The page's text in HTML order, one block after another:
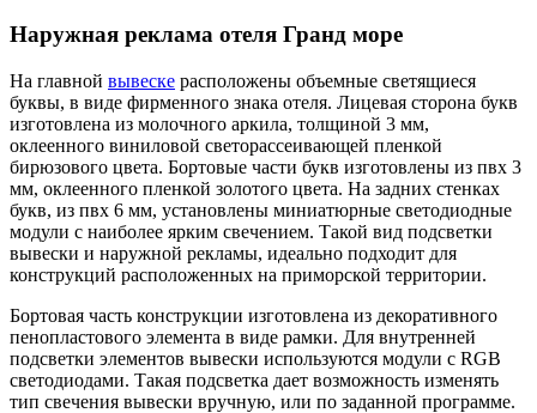
Наружная реклама отеля Гранд море
На главной вывеске расположены объемные светящиеся
буквы, в виде фирменного знака отеля. Лицевая сторона букв
изготовлена из молочного аркила, толщиной 3 мм,
оклеенного виниловой светорассеивающей пленкой
бирюзового цвета. Бортовые части букв изготовлены из пвх 3
мм, оклеенного пленкой золотого цвета. На задних стенках
букв, из пвх 6 мм, установлены миниатюрные светодиодные
модули с наиболее ярким свечением. Такой вид подсветки
вывески и наружной рекламы, идеально подходит для
конструкций расположенных на приморской территории.
Бортовая часть конструкции изготовлена из декоративного
пенопластового элемента в виде рамки. Для внутренней
подсветки элементов вывески используются модули с RGB
светодиодами. Такая подсветка дает возможность изменять
тип свечения вывески вручную, или по заданной программе.